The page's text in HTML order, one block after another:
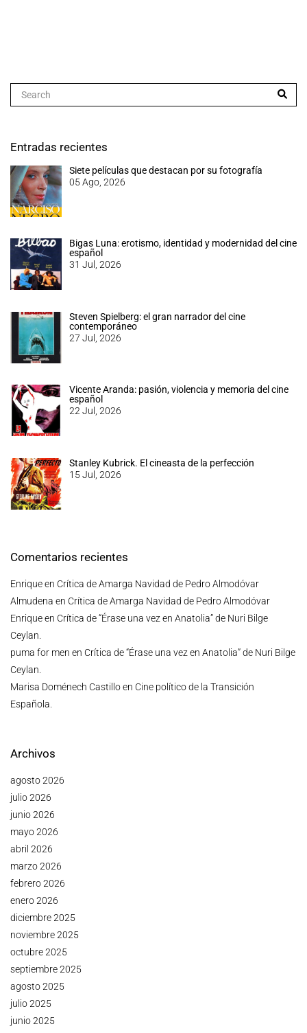
Entradas recientes
Siete películas que destacan por su fotografía
05 Ago, 2026
Bigas Luna: erotismo, identidad y modernidad del cine
español
31 Jul, 2026
Steven Spielberg: el gran narrador del cine
contemporáneo
27 Jul, 2026
Vicente Aranda: pasión, violencia y memoria del cine
español
22 Jul, 2026
Stanley Kubrick. El cineasta de la perfección
15 Jul, 2026
Comentarios recientes
Enriqueen Crítica de Amarga Navidad de Pedro Almodóvar
Almudena en Crítica de Amarga Navidad de Pedro Almodóvar
Enriqueen Crítica de “Érase una vez en Anatolia” de Nuri Bilge
Ceylan.
puma for men en Crítica de “Érase una vez en Anatolia” de Nuri Bilge
Ceylan.
Marisa Doménech Castilloen Cine político de la Transición
Española.
Archivos
agosto 2026
julio 2026
junio 2026
mayo 2026
abril 2026
marzo 2026
febrero 2026
enero 2026
diciembre 2025
noviembre 2025
octubre 2025
septiembre 2025
agosto 2025
julio 2025
junio 2025